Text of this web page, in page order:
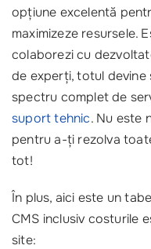
opțiune excelentă
maximizeze resursele.
colaborezi cu
de experți, totul devine
spectru complet de
suport tehnic. Nu este
pentru a-ți rezolva
tot!
În plus, aici este un
CMS inclusiv costurile
site: